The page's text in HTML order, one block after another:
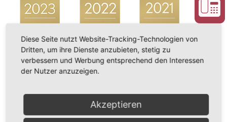
Diese Seite nutzt Website-Tracking-Technologien von
Dritten, um ihre Dienste anzubieten, stetig zu
verbessern und Werbung entsprechend den Interessen
der Nutzer anzuzeigen.
Akzeptieren